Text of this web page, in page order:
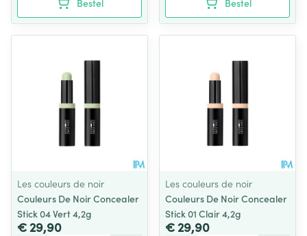
Bestel Bestel
Les couleurs de noir
Couleurs De Noir Concealer
Stick 04 Vert 4,2g
€ 29,90
Les couleurs de noir
Couleurs De Noir Concealer
Stick 01 Clair 4,2g
€ 29,90